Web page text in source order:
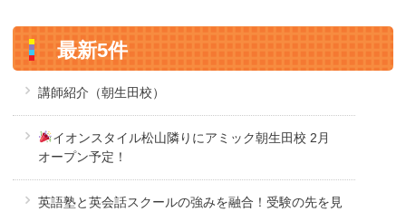
最新5件
講師紹介（朝生田校）
イオンスタイル松山隣りにアミック朝生田校 2月
オープン予定！
英語塾と英会話スクールの強みを融合！受験の先を見